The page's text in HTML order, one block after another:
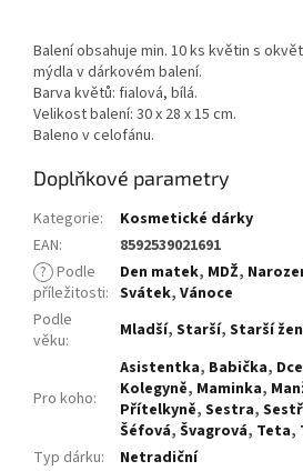
Balení obsahuje min. 10 ks květin s
mýdla v dárkovém balení.
Barva květů: fialová, bílá.
Velikost balení: 30 x 28 x 15 cm.
Baleno v celofánu.
Doplňkové parametry
Kategorie:
Kosmetické dárky
EAN:
8592539021691
? Podle
příležitosti:
Den matek, MDŽ,
Svátek, Vánoce
Podle
věku: Mladší, Starší, Starší
Pro koho:
Asistentka, Babička,
Kolegyně, Maminka,
Přítelkyně, Sestra,
Šéfová, Švagrová, Teta,
Typ dárku:
Netradiční